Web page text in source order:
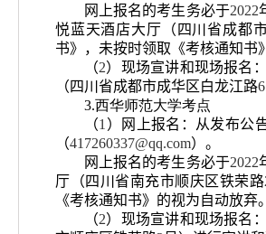
网上报名的考生务必于2022
悦蓝天酒店大厅（四川省成都
书》，未按时领取《考核通知书
（2）现场宣讲和现场报名：
（四川省成都市成华区白龙江路6
3.西华师范大学考点
（1 ）网上报名：从发布公
（417260337@qq.com）。
网上报名的考生务必于2022
厅（四川省南充市顺庆区铁荣路
《考核通知书》的视为自动放弃。
（2）现场宣讲和现场报名：